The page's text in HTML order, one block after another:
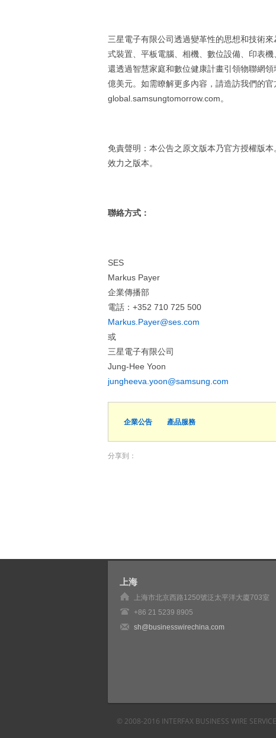
三星電子有限公司透過變革性的思想和技術
式裝置、平板電腦、相機、數位設備、印表
還透過智慧家庭和數位健康計畫引領物聯網
億美元。如需瞭解更多內容，請造訪我們的官
global.samsungtomorrow.com。
免責聲明：本公告之原文版本乃官方授權版
效力之版本。
聯絡方式：
SES
Markus Payer
企業傳播部
電話：+352 710 725 500
Markus.Payer@ses.com
或
三星電子有限公司
Jung-Hee Yoon
jungheeva.yoon@samsung.com
企業公告 產品服務
分享到：
上海
上海市北京西路1250號泛太平洋大廈703室
+86 21 5239 8905
sh@businesswirechina.com
© 2008-2016 INTERFAX BUSINESS WIRE